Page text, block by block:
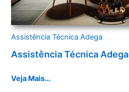
Assistência Técnica Adega
Assistência Técnica Adega
Veja Mais…